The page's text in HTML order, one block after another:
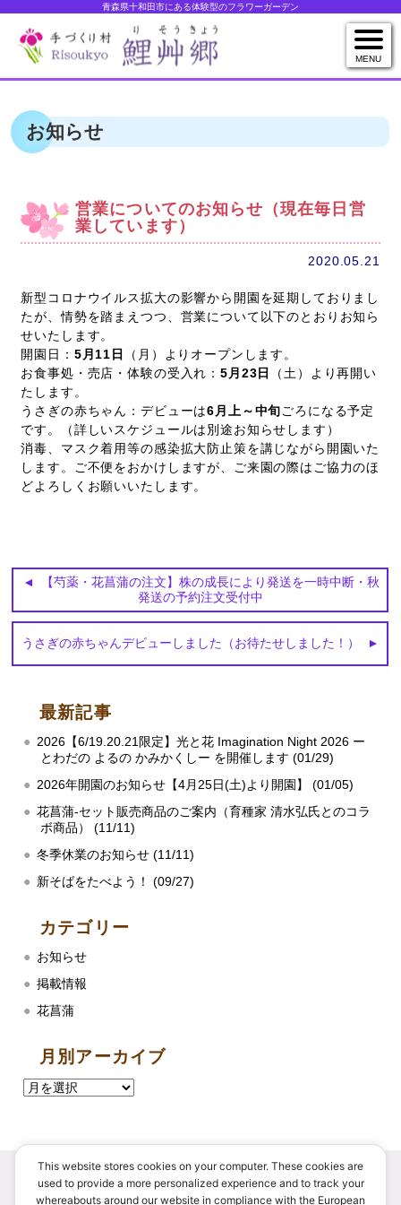
青森県十和田市にある体験型のフラワーガーデン
MENU
お知らせ
営業についてのお知らせ（現在毎日営
業しています）
2020.05.21
新型コロナウイルス拡大の影響から開園を延期しておりまし
たが、情勢を踏まえつつ、営業について以下のとおりお知ら
せいたします。
開園日： 5月11日
（月）よりオープンします。
お食事処・売店・体験の受入れ：5月23日
（土）より再開い
たします。
うさぎの赤ちゃん：デビューは6月上～中旬ごろになる予定
です。（詳しいスケジュールは別途お知らせします）
消毒、マスク着用等の感染拡大防止策を講じながら開園いた
します。ご不便をおかけしますが、ご来園の際はご協力のほ
どよろしくお願いいたします。
【芍薬・花菖蒲の注文】株の成長により発送を一時中断・秋
発送の予約注文受付中
うさぎの赤ちゃんデビューしました（お待たせしました！）
最新記事
2026【6/19.20.21限定】光と花 Imagination Night 2026 ー
とわだの よるの かみかくしー を開催します (01/29)
2026年開園のお知らせ【4月25日(土)より開園】 (01/05)
花菖蒲‐セット販売商品のご案内（育種家 清水弘氏とのコラ
ボ商品） (11/11)
冬季休業のお知らせ (11/11)
新そばをたべよう！ (09/27)
カテゴリー
お知らせ
掲載情報
花菖蒲
月別アーカイブ
This website stores cookies on your computer. These cookies are
used to provide a more personalized experience and to track your
whereabouts around our website in compliance with the European